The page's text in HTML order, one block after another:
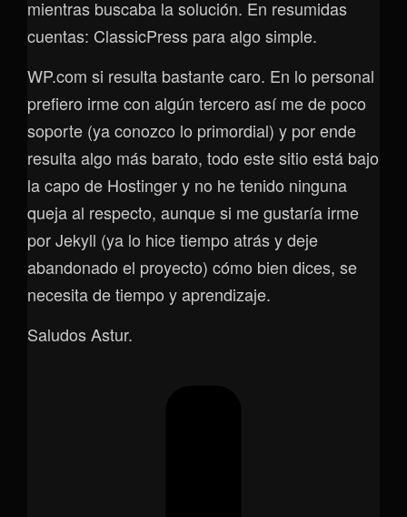
mientras buscaba la solución. En resumidas
cuentas: ClassicPress para algo simple.
WP.com si resulta bastante caro. En lo personal
prefiero irme con algún tercero así me de poco
soporte (ya conozco lo primordial) y por ende
resulta algo más barato, todo este sitio está bajo
la capo de Hostinger y no he tenido ninguna
queja al respecto, aunque si me gustaría irme
por Jekyll (ya lo hice tiempo atrás y deje
abandonado el proyecto) cómo bien dices, se
necesita de tiempo y aprendizaje.
Saludos Astur.